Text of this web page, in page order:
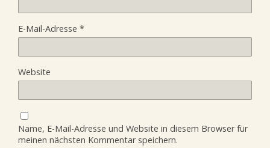
E-Mail-Adresse *
Website
Name, E-Mail-Adresse und Website in diesem Browser für
meinen nächsten Kommentar speichern.